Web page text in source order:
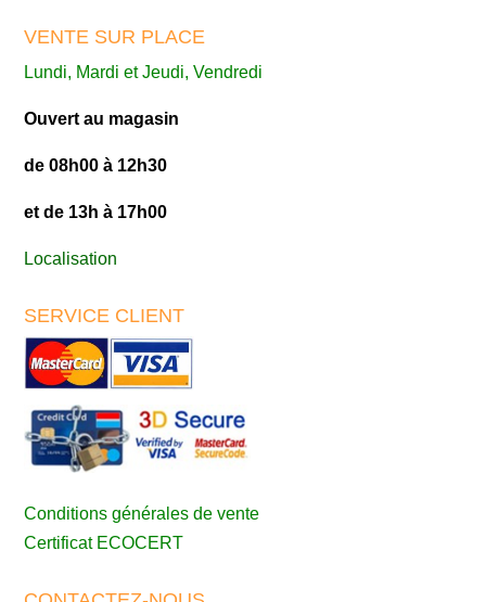
VENTE SUR PLACE
Lundi, Mardi et Jeudi, Vendredi
Ouvert au magasin
de 08h00 à 12h30
et de 13h à 17h00
Localisation
SERVICE CLIENT
Conditions générales de vente
Certificat ECOCERT